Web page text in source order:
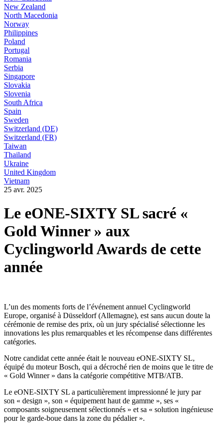
New Zealand
North Macedonia
Norway
Philippines
Poland
Portugal
Romania
Serbia
Singapore
Slovakia
Slovenia
South Africa
Spain
Sweden
Switzerland (DE)
Switzerland (FR)
Taiwan
Thailand
Ukraine
United Kingdom
Vietnam
25 avr. 2025
Le eONE-SIXTY SL sacré «
Gold Winner » aux
Cyclingworld Awards de cette
année
L’un des moments forts de l’événement annuel Cyclingworld
Europe, organisé à Düsseldorf (Allemagne), est sans aucun doute la
cérémonie de remise des prix, où un jury spécialisé sélectionne les
innovations les plus remarquables et les récompense dans différentes
catégories.
Notre candidat cette année était le nouveau eONE-SIXTY SL,
équipé du moteur Bosch, qui a décroché rien de moins que le titre de
« Gold Winner » dans la catégorie compétitive MTB/ATB.
Le eONE-SIXTY SL a particulièrement impressionné le jury par
son « design », son « équipement haut de gamme », ses «
composants soigneusement sélectionnés » et sa « solution ingénieuse
pour le garde-boue dans la zone du pédalier ».